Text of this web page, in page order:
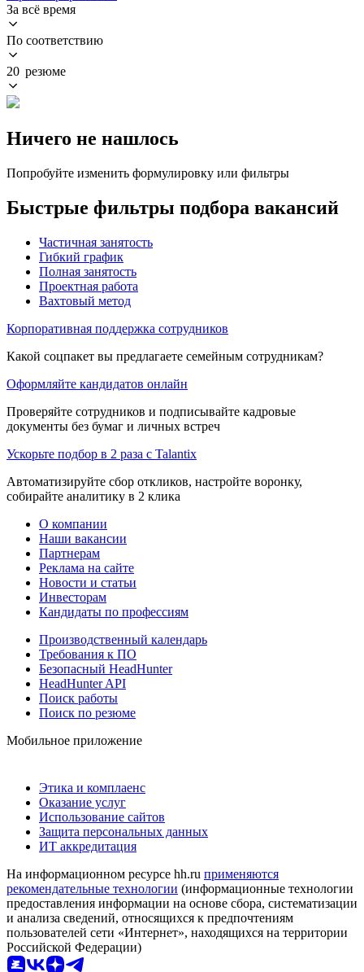
За всё время
По соответствию
20 резюме
Ничего не нашлось
Попробуйте изменить формулировку или фильтры
Быстрые фильтры подбора вакансий
Частичная занятость
Гибкий график
Полная занятость
Проектная работа
Вахтовый метод
Корпоративная поддержка сотрудников
Какой соцпакет вы предлагаете семейным сотрудникам?
Оформляйте кандидатов онлайн
Проверяйте сотрудников и подписывайте кадровые
документы без бумаг и личных встреч
Ускорьте подбор в 2 раза с Talantix
Автоматизируйте сбор откликов, настройте воронку,
собирайте аналитику в 2 клика
О компании
Наши вакансии
Партнерам
Реклама на сайте
Новости и статьи
Инвесторам
Кандидаты по профессиям
Производственный календарь
Требования к ПО
Безопасный HeadHunter
HeadHunter API
Поиск работы
Поиск по резюме
Мобильное приложение
Этика и комплаенс
Оказание услуг
Использование сайтов
Защита персональных данных
ИТ аккредитация
На информационном ресурсе hh.ru применяются
рекомендательные технологии (информационные технологии
предоставления информации на основе сбора, систематизации
и анализа сведений, относящихся к предпочтениям
пользователей сети «Интернет», находящихся на территории
Российской Федерации)